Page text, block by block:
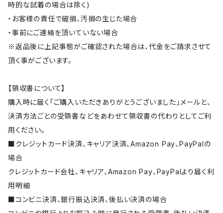
時的な試着の場合は除く)
・お客様の責任で破損、汚損の生じた場合
・事前にご連絡を頂いていない場合
※返品後に上記事態がご確認された場合は、代金をご請求させて
頂く事がございます。
【領収書について】
購入時に届く「ご購入いただきありがとうございました」メールと、
決済方法ごとの受領書などをあわせて領収書の代わりとしてご利
用ください。
■クレジットカード決済、キャリア決済、Amazon Pay、PayPalの
場合
クレジットカード会社、キャリア、Amazon Pay、PayPalより届く利
用明細
■コンビニ決済、銀行振込決済、後払い決済の場合